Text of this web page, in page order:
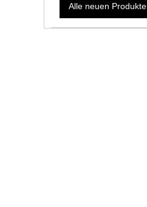
Alle neuen Produkte